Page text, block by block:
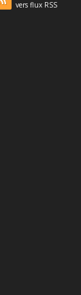
vers flux RSS